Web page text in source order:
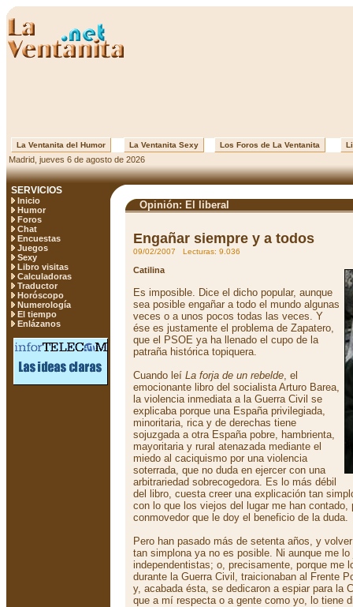
La Ventanita del Humor La Ventanita Sexy Los Foros de La Ventanita
Madrid, jueves 6 de agosto de 2026
SERVICIOS
Inicio
Humor
Foros
Chat
Encuestas
Juegos
Sexy
Libro visitas
Calculadoras
Traductor
Horóscopo
Numerología
El tiempo
Enlázanos
Opinión: El liberal
Engañar siempre y a todos
09/02/2007 Lecturas: 9.036
Catilina
Es imposible. Dice el dicho popular, aunque
sea posible engañar a todo el mundo algunas
veces o a unos pocos todas las veces. Y
ése es justamente el problema de Zapatero,
que el PSOE ya ha llenado el cupo de la
patraña histórica topiquera.
Cuando leí La forja de un rebelde, el
emocionante libro del socialista Arturo Barea,
la violencia inmediata a la Guerra Civil se
explicaba porque una España privilegiada,
minoritaria, rica y de derechas tiene
sojuzgada a otra España pobre, hambrienta,
mayoritaria y rural atenazada mediante el
miedo al caciquismo por una violencia
soterrada, que no duda en ejercer con una
arbitrariedad sobrecogedora. Es lo más débil
del libro, cuesta creer una explicación tan
con lo que los viejos del lugar me han contado,
conmovedor que le doy el beneficio de la duda.
Pero han pasado más de setenta años, y
tan simplona ya no es posible. Ni aunque me
independentistas; o, precisamente, porque me
durante la Guerra Civil, traicionaban al Frente
y, acabada ésta, se dedicaron a espiar para la
que a mí respecta o a gente como yo, lo tiene